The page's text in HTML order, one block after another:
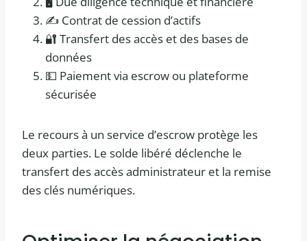
✍️ Contrat de cession d’actifs
🔐 Transfert des accès et des bases de
données
💵 Paiement via escrow ou plateforme
sécurisée
Le recours à un service d’escrow protège les
deux parties. Le solde libéré déclenche le
transfert des accès administrateur et la remise
des clés numériques.